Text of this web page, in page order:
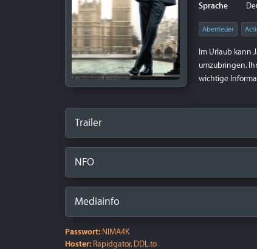
Sprache
Abenteuer
Im Urlaub kann
umzubringen.
wichtige
Trailer
NFO
Mediainfo
Passwort: NIMA4K
Hoster: Rapidgator, DDL.to